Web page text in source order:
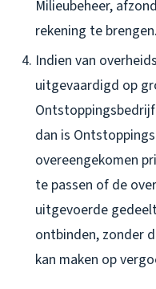
Milieubeheer,
rekening te brengen.
Indien van
uitgevaardigd op
dan is
overeengekomen
te passen of de
uitgevoerde
ontbinden, zonder
kan maken op